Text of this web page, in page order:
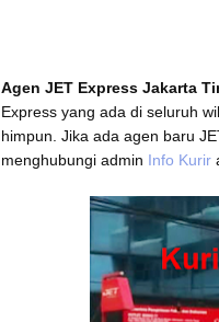
Agen JET Express Jakarta
Express yang ada di seluruh
himpun. Jika ada agen baru
menghubungi admin Info Kurir